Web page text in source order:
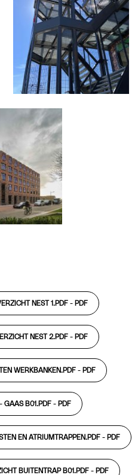
NEST 1.PDF - PDF
NEST 2.PDF - PDF
WERKBANKEN.PDF - PDF
B01.PDF - PDF
EN ATRIUMTRAPPEN.PDF - PDF
BUITENTRAP B01.PDF - PDF